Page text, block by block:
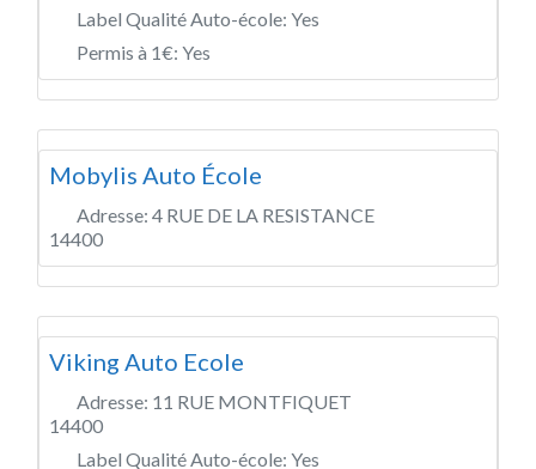
Label Qualité Auto-école: Yes
Permis à 1€: Yes
Mobylis Auto École
Adresse: 4 RUE DE LA RESISTANCE
14400
Viking Auto Ecole
Adresse: 11 RUE MONTFIQUET
14400
Label Qualité Auto-école: Yes